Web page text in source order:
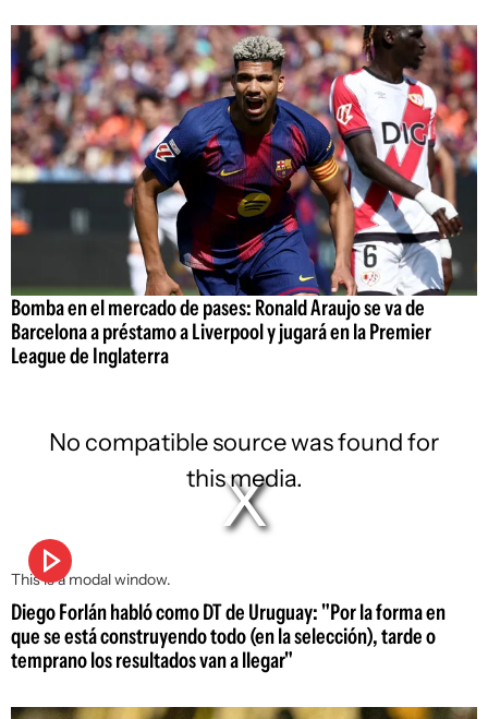
Bomba en el mercado de pases: Ronald Araujo se va de
Barcelona a préstamo a Liverpool y jugará en la Premier
League de Inglaterra
This is a modal window.
No compatible source was found for
this media.
Diego Forlán habló como DT de Uruguay: "Por la forma en
que se está construyendo todo (en la selección), tarde o
temprano los resultados van a llegar"